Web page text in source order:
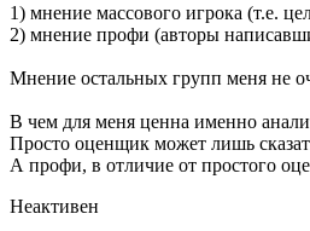
1) мнение массового игрока (т.е.
2) мнение профи (авторы
Мнение остальных групп меня не
В чем для меня ценна именно
Просто оценщик может лишь
А профи, в отличие от простого
Неактивен